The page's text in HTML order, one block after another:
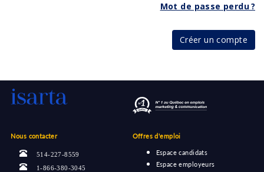
Mot de passe perdu ?
Créer un compte
Nous contacter
514-227-8559
1-866-380-3045
Offres d'emploi
Espace candidats
Espace employeurs